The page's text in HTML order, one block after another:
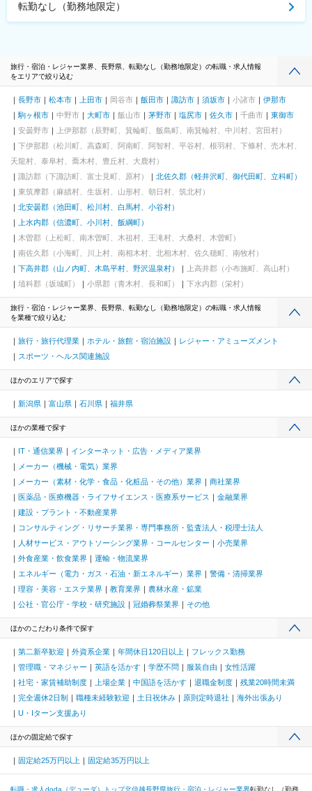
転勤なし（勤務地限定）
旅行・宿泊・レジャー業界、長野県、転勤なし（勤務地限定）の転職・求人情報
をエリアで絞り込む
長野市 松本市 上田市 岡谷市 飯田市 諏訪市 須坂市 小諸市
伊那市
駒ヶ根市
中野市 大町市 飯山市 茅野市 塩尻市 佐久市 千曲市
東御市
安曇野市
上伊那郡（辰野町、箕輪町、飯島町、南箕輪村、中川村、宮田村）
下伊那郡（松川町、高森町、阿南町、阿智村、平谷村、根羽村、下條村、売木村、
天龍村、泰阜村、喬木村、豊丘村、大鹿村）
諏訪郡（下諏訪町、富士見町、原村）
北佐久郡（軽井沢町、御代田町、立科町）
東筑摩郡（麻績村、生坂村、山形村、朝日村、筑北村）
北安曇郡（池田町、松川村、白馬村、小谷村）
上水内郡（信濃町、小川村、飯綱町）
木曽郡（上松町、南木曽町、木祖村、王滝村、大桑村、木曽町）
南佐久郡（小海町、川上村、南相木村、北相木村、佐久穂町、南牧村）
下高井郡（山ノ内町、木島平村、野沢温泉村）
上高井郡（小布施町、高山村）
埴科郡（坂城町）
小県郡（青木村、長和町） 下水内郡（栄村）
旅行・宿泊・レジャー業界、長野県、転勤なし（勤務地限定）の転職・求人情報
を業種で絞り込む
旅行・旅行代理業 ホテル・旅館・宿泊施設
レジャー・アミューズメント
スポーツ・ヘルス関連施設
ほかのエリアで探す
新潟県 富山県 石川県 福井県
ほかの業種で探す
IT・通信業界
インターネット・広告・メディア業界
メーカー（機械・電気）業界
メーカー（素材・化学・食品・化粧品・その他）業界
商社業界
医薬品・医療機器・ライフサイエンス・医療系サービス
金融業界
建設・プラント・不動産業界
コンサルティング・リサーチ業界・専門事務所・監査法人・税理士法人
人材サービス・アウトソーシング業界・コールセンター
小売業界
外食産業・飲食業界
運輸・物流業界
エネルギー（電力・ガス・石油・新エネルギー）業界
警備・清掃業界
理容・美容・エステ業界
教育業界
農林水産・鉱業
公社・官公庁・学校・研究施設
冠婚葬祭業界 その他
ほかのこだわり条件で探す
第二新卒歓迎 外資系企業 年間休日120日以上
フレックス勤務
管理職・マネジャー
英語を活かす 学歴不問 服装自由
女性活躍
社宅・家賃補助制度
上場企業 中国語を活かす 退職金制度
残業20時間未満
完全週休2日制
職種未経験歓迎 土日祝休み 原則定時退社
海外出張あり
U・Iターン支援あり
ほかの固定給で探す
固定給25万円以上 固定給35万円以上
転職・求人doda（デューダ）トップ北信越長野県旅行・宿泊・レジャー業界転勤なし（勤務